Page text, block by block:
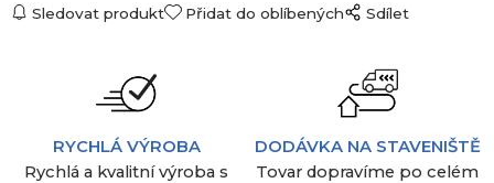
Sledovat produkt Přidat do oblíbených Sdílet
RYCHLÁ VÝROBA
Rychlá a kvalitní výroba s
DODÁVKA NA STAVENIŠTĚ
Tovar dopravíme po celém